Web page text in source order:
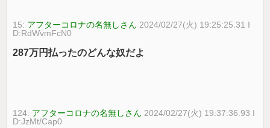
15: アフターコロナの名無しさん 2024/02/27(火) 19:25:25.31 I
D:RdWvmFcN0
287万円払ったのどんな奴だよ
124: アフターコロナの名無しさん 2024/02/27(火) 19:37:36.93 I
D:JzMt/Cap0